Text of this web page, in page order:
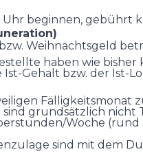
beginnen, gebührt
Weihnachtsgeld
haben wie bisher
Gehalt bzw. der
grundsätzlich nicht
Woche
sind mit dem